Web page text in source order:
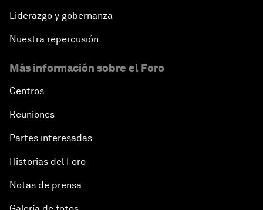
Liderazgo y gobernanza
Nuestra repercusión
Más información sobre el Foro
Centros
Reuniones
Partes interesadas
Historias del Foro
Notas de prensa